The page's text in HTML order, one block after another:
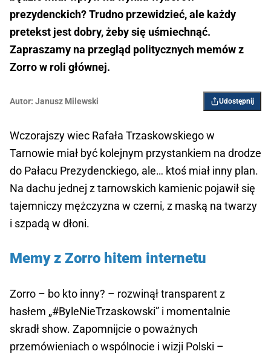
prezydenckich? Trudno przewidzieć, ale każdy
pretekst jest dobry, żeby się uśmiechnąć.
Zapraszamy na przegląd politycznych memów z
Zorro w roli głównej.
Autor: Janusz Milewski Udostępnij
Wczorajszy wiec Rafała Trzaskowskiego w
Tarnowie miał być kolejnym przystankiem na drodze
do Pałacu Prezydenckiego, ale… ktoś miał inny plan.
Na dachu jednej z tarnowskich kamienic pojawił się
tajemniczy mężczyzna w czerni, z maską na twarzy
i szpadą w dłoni.
Memy z Zorro hitem internetu
Zorro – bo kto inny? – rozwinął transparent z
hasłem „#ByleNieTrzaskowski” i momentalnie
skradł show. Zapomnijcie o poważnych
przemówieniach o wspólnocie i wizji Polski –